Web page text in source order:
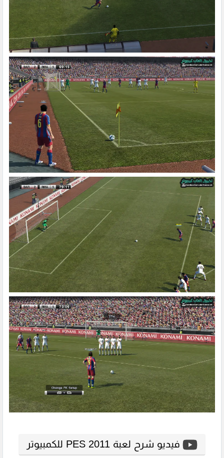
فيديو شرح لعبة PES 2011 للكمبيوتر